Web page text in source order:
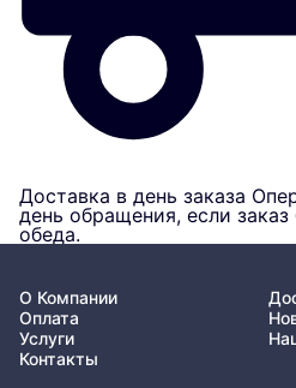
Доставка в день заказа
день обращения, если
обеда.
О Компании
Оплата
Услуги
Контакты